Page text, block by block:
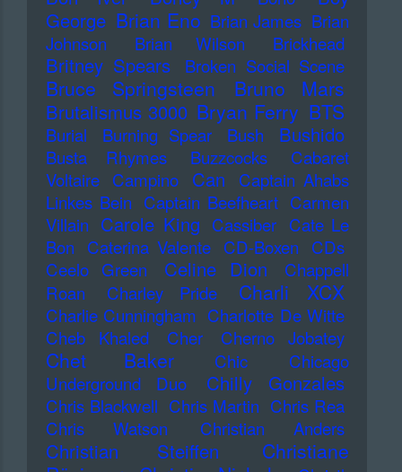
George Brian Eno Brian James Brian
Johnson
Brian Wilson Brickhead
Britney Spears Broken Social Scene
Bruce Springsteen Bruno Mars
Brutalismus 3000 Bryan Ferry BTS
Burial Burning Spear Bush Bushido
Busta Rhymes Buzzcocks
Cabaret
Voltaire Campino Can
Captain Ahabs
Linkes Bein Captain Beefheart Carmen
Villain Carole King Cassiber Cate Le
Bon
Caterina Valente CD-Boxen
CDs
Ceelo Green
Celine Dion
Chappell
Roan
Charley Pride Charli XCX
Charlie Cunningham Charlotte De Witte
Cheb Khaled
Cher Cherno Jobatey
Chet Baker Chic
Chicago
Underground Duo
Chilly Gonzales
Chris Blackwell Chris Martin Chris Rea
Chris Watson
Christian Anders
Christian Steiffen
Christiane